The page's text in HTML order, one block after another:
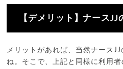
【デメリット】ナースJJ
メリットがあれば、当然ナース
ね。そこで、上記と同様に利用